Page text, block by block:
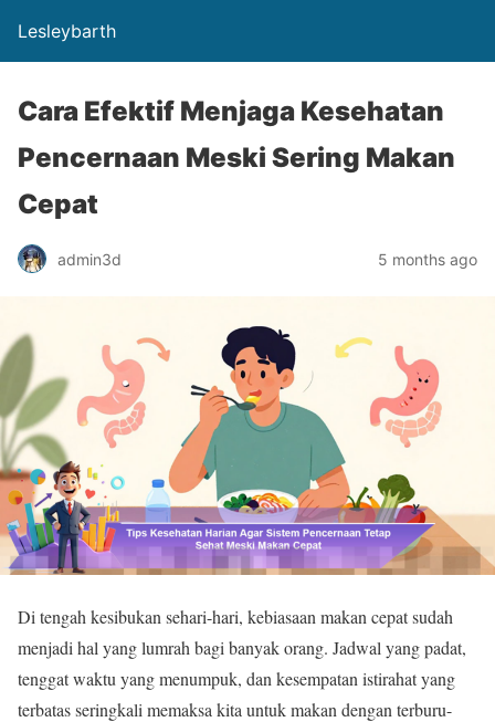
Lesleybarth
Cara Efektif Menjaga Kesehatan
Pencernaan Meski Sering Makan
Cepat
admin3d 5 months ago
Di tengah kesibukan sehari-hari, kebiasaan makan cepat sudah
menjadi hal yang lumrah bagi banyak orang. Jadwal yang padat,
tenggat waktu yang menumpuk, dan kesempatan istirahat yang
terbatas seringkali memaksa kita untuk makan dengan terburu-